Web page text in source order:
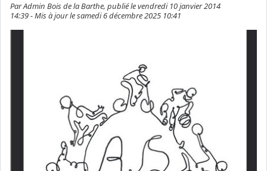
Par Admin Bois de la Barthe, publié le vendredi 10 janvier 2014
14:39 - Mis à jour le samedi 6 décembre 2025 10:41